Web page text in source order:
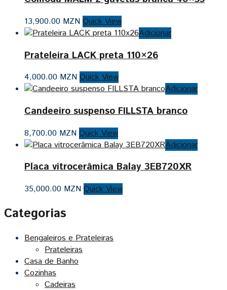
13,900.00 MZN Quick View
Adicionar
Prateleira LACK preta 110×26
4,000.00 MZN Quick View
Adicionar
Candeeiro suspenso FILLSTA branco
8,700.00 MZN Quick View
Adicionar
Placa vitrocerâmica Balay 3EB720XR
35,000.00 MZN Quick View
Categorias
Bengaleiros e Prateleiras
Prateleiras
Casa de Banho
Cozinhas
Cadeiras